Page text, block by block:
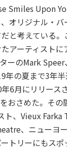
Upon
オリジナル・
と考えている
ーティスト
ーのMark
の夏まで3年
月にリリー
おさめた。そ
、Vieux
、ニュー
トリーにもス